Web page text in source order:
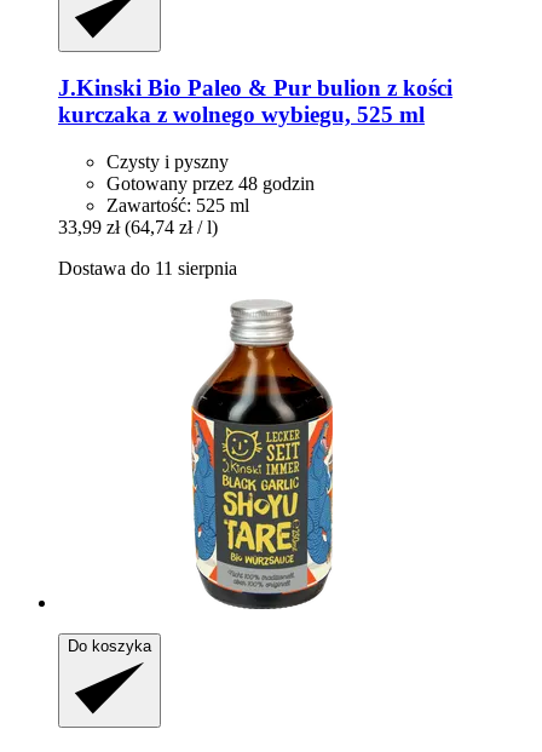
J.Kinski Bio Paleo & Pur bulion z kości
kurczaka z wolnego wybiegu, 525 ml
Czysty i pyszny
Gotowany przez 48 godzin
Zawartość: 525 ml
33,99 zł (64,74 zł / l)
Dostawa do 11 sierpnia
Do koszyka